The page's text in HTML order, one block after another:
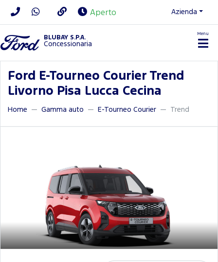
Aperto Azienda
BLUBAY S.P.A.
Concessionaria
Menu
Ford E-Tourneo Courier Trend
Livorno Pisa Lucca Cecina
Home Gamma auto E-Tourneo Courier Trend